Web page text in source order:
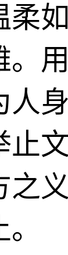
柔
。
人
止
之